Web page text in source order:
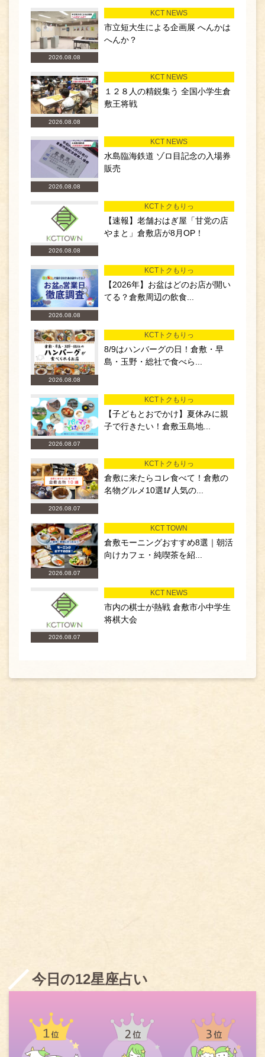
2026.08.08
KCT NEWS
市立短大生による企画展 へんかは
へんか？
2026.08.08
KCT NEWS
１２８人の精鋭集う 全国小学生倉
敷王将戦
2026.08.08
KCT NEWS
水島臨海鉄道 ゾロ目記念の入場券
販売
2026.08.08
KCTトクもりっ
【速報】老舗おはぎ屋「甘党の店
やまと」倉敷店が8月OP！
2026.08.08
KCTトクもりっ
【2026年】お盆はどのお店が開い
てる？倉敷周辺の飲食...
2026.08.08
KCTトクもりっ
8/9はハンバーグの日！倉敷・早
島・玉野・総社で食べら...
2026.08.07
KCTトクもりっ
【子どもとおでかけ】夏休みに親
子で行きたい！倉敷玉島地...
2026.08.07
KCTトクもりっ
倉敷に来たらコレ食べて！倉敷の
名物グルメ10選🥢人気の...
2026.08.07
KCT TOWN
倉敷モーニングおすすめ8選｜朝活
向けカフェ・純喫茶を紹...
2026.08.07
KCT NEWS
市内の棋士が熱戦 倉敷市小中学生
将棋大会
今日の12星座占い